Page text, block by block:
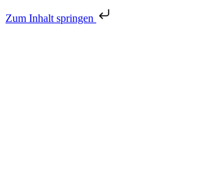
Zum Inhalt springen